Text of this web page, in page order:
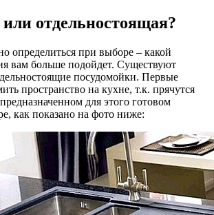
отдельностоящая?
определиться при выборе – какой
вам больше подойдет. Существуют
посудомойки. Первые
пространство на кухне, т.к. прячутся
для этого готовом
как показано на фото ниже: